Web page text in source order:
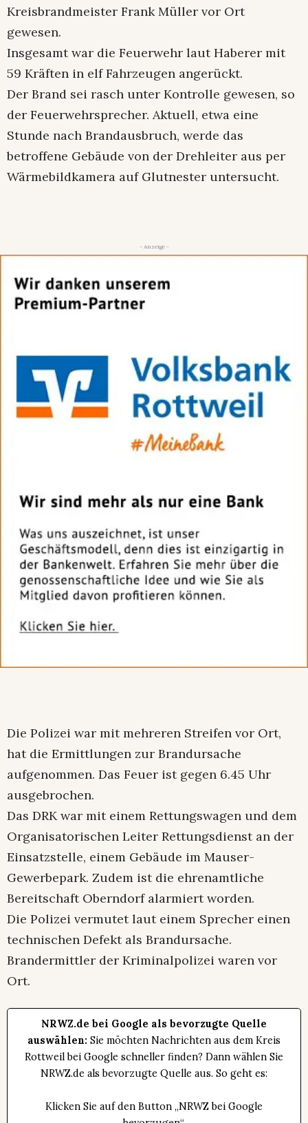
Kreisbrandmeister Frank Müller vor Ort
gewesen.
Insgesamt war die Feuerwehr laut Haberer mit
59 Kräften in elf Fahrzeugen angerückt.
Der Brand sei rasch unter Kontrolle gewesen, so
der Feuerwehrsprecher. Aktuell, etwa eine
Stunde nach Brandausbruch, werde das
betroffene Gebäude von der Drehleiter aus per
Wärmebildkamera auf Glutnester untersucht.
- Anzeige -
Die Polizei war mit mehreren Streifen vor Ort,
hat die Ermittlungen zur Brandursache
aufgenommen. Das Feuer ist gegen 6.45 Uhr
ausgebrochen.
Das DRK war mit einem Rettungswagen und dem
Organisatorischen Leiter Rettungsdienst an der
Einsatzstelle, einem Gebäude im Mauser-
Gewerbepark. Zudem ist die ehrenamtliche
Bereitschaft Oberndorf alarmiert worden.
Die Polizei vermutet laut einem Sprecher einen
technischen Defekt als Brandursache.
Brandermittler der Kriminalpolizei waren vor
Ort.
NRWZ.de bei Google als bevorzugte Quelle
auswählen: Sie möchten Nachrichten aus dem Kreis
Rottweil bei Google schneller finden? Dann wählen Sie
NRWZ.de als bevorzugte Quelle aus. So geht es:
Klicken Sie auf den Button „NRWZ bei Google